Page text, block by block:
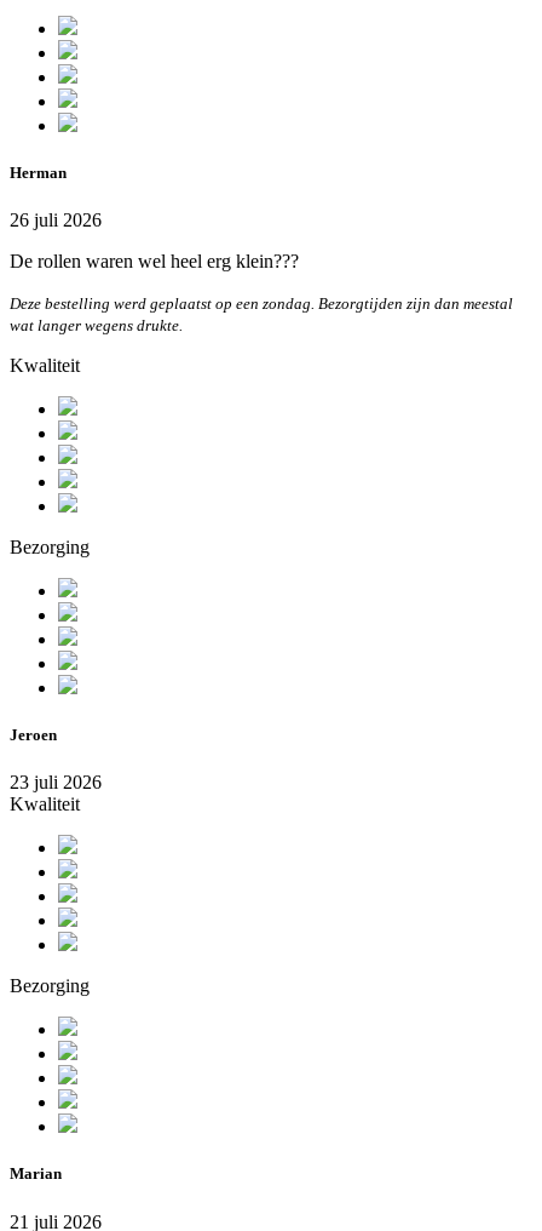
Herman
26 juli 2026
De rollen waren wel heel erg klein???
Deze bestelling werd geplaatst op een zondag. Bezorgtijden zijn dan meestal
wat langer wegens drukte.
Kwaliteit
Bezorging
Jeroen
23 juli 2026
Kwaliteit
Bezorging
Marian
21 juli 2026